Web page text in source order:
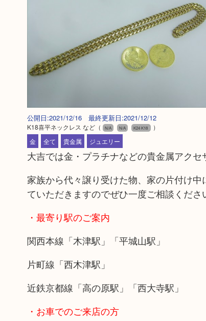
公開日:2021/12/16 最終更新日:2021/12/12
K18喜平ネックレス など（ N/A N/A K24 K18
）
金
全て 貴金属 ジュエリー
大吉では金・プラチナなどの貴金属アク
家族から代々譲り受けた物、家の片付け
ていただきますのでぜひ一度ご相談くださ
・最寄り駅のご案内
関西本線「木津駅」「平城山駅」
片町線「西木津駅」
近鉄京都線「高の原駅」「西大寺駅」
・お車でのご来店の方